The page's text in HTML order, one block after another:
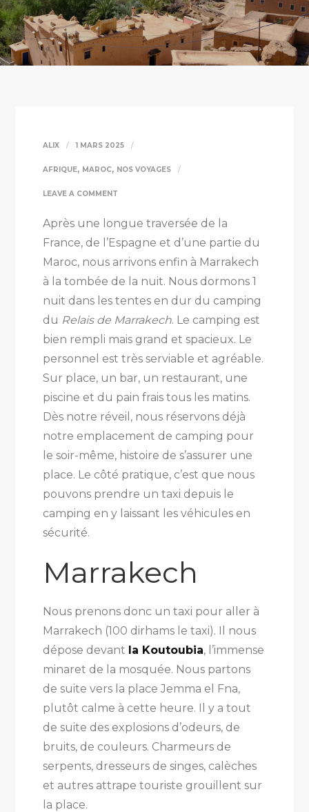
ALIX 1 MARS 2025
AFRIQUE, MAROC, NOS VOYAGES
LEAVE A COMMENT
AU
MAROC
:
DE
MARRAKECH
À
MERZOUGA
Après une longue traversée de la
France, de l’Espagne et d’une partie du
Maroc, nous arrivons enfin à Marrakech
à la tombée de la nuit. Nous dormons 1
nuit dans les tentes en dur du camping
du Relais de Marrakech. Le camping est
bien rempli mais grand et spacieux. Le
personnel est très serviable et agréable.
Sur place, un bar, un restaurant, une
piscine et du pain frais tous les matins.
Dès notre réveil, nous réservons déjà
notre emplacement de camping pour
le soir-même, histoire de s’assurer une
place. Le côté pratique, c’est que nous
pouvons prendre un taxi depuis le
camping en y laissant les véhicules en
sécurité.
Marrakech
Nous prenons donc un taxi pour aller à
Marrakech (100 dirhams le taxi). Il nous
dépose devant la Koutoubia, l’immense
minaret de la mosquée. Nous partons
de suite vers la place Jemma el Fna,
plutôt calme à cette heure. Il y a tout
de suite des explosions d’odeurs, de
bruits, de couleurs. Charmeurs de
serpents, dresseurs de singes, calèches
et autres attrape touriste grouillent sur
la place.